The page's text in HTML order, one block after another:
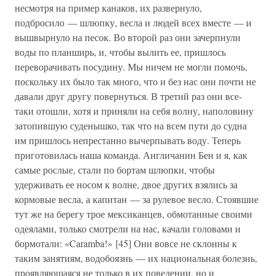
несмотря на пример канаков, их развернуло,
подбросило — шлюпку, весла и людей всех вместе — и
вышвырнуло на песок. Во второй раз они зачерпнули
воды по планширь, и, чтобы вылить ее, пришлось
переворачивать посудину. Мы ничем не могли помочь,
поскольку их было так много, что и без нас они почти не
давали друг другу повернуться. В третий раз они все-
таки отошли, хотя и приняли на себя волну, наполовину
затопившую суденышко, так что на всем пути до судна
им пришлось непрестанно вычерпывать воду. Теперь
приготовилась наша команда. Англичанин Бен и я, как
самые рослые, стали по бортам шлюпки, чтобы
удерживать ее носом к волне, двое других взялись за
кормовые весла, а капитан — за рулевое весло. Стоявшие
тут же на берегу трое мексиканцев, обмотанные своими
одеялами, только смотрели на нас, качали головами и
бормотали: «Caramba!» [45] Они вовсе не склонны к
таким занятиям, водобоязнь — их национальная болезнь,
проявляющаяся не только в их поведении, но и